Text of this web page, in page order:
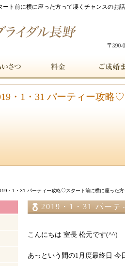
ト前に横に座った方って凄くチャンスのお
・1・31 パーティー攻略
・1・31 パーティー攻略♡スタート前に横に座った方
2019・1・31 パー
こんにちは 室長 松元です(^^)
あっという間の1月度最終日 今